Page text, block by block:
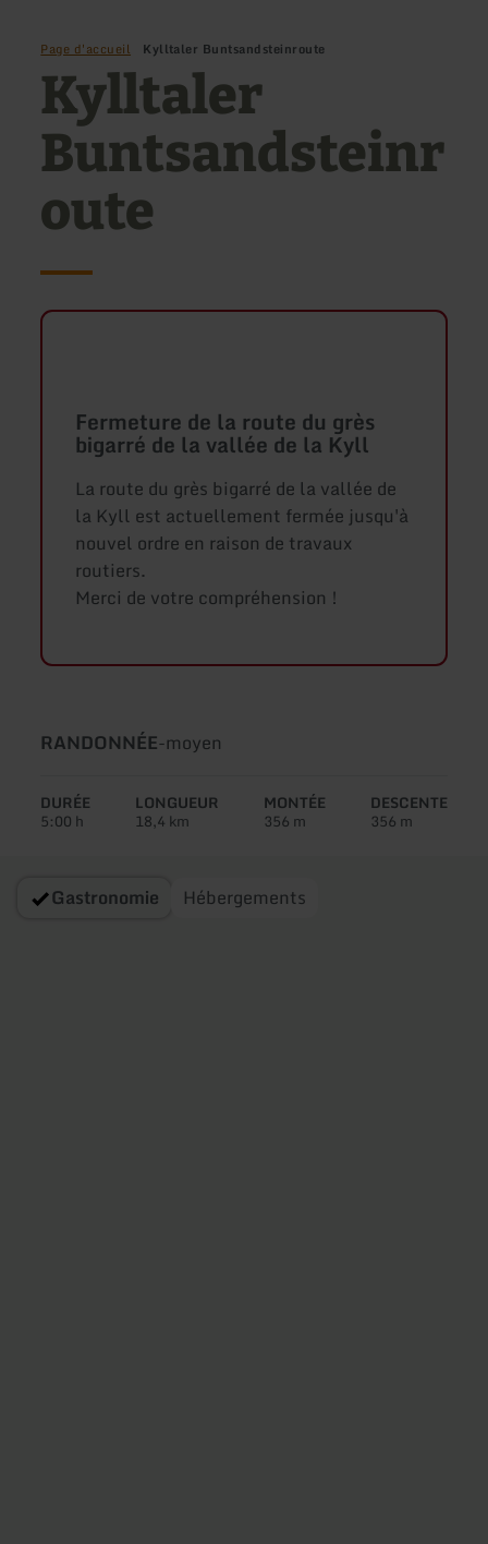
Page d'accueil Kylltaler Buntsandsteinroute
Kylltaler
Buntsandsteinr
oute
Fermeture de la route du grès
bigarré de la vallée de la Kyll
La route du grès bigarré de la vallée de
la Kyll est actuellement fermée jusqu'à
nouvel ordre en raison de travaux
routiers.
Merci de votre compréhension !
Type
circuit:
RANDONNÉE-Difficulté:
moyen
DURÉE
5:00 h
LONGUEUR
18,4 km
MONTÉE
356 m
DESCENTE
356 m
Gastronomie Hébergements